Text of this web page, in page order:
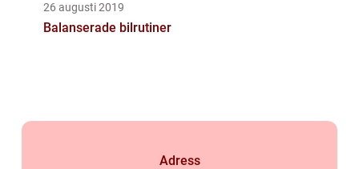
26 augusti 2019
Balanserade bilrutiner
Adress